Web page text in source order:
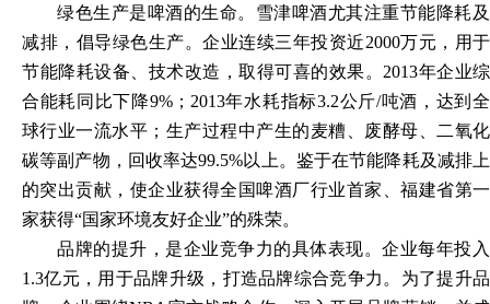
绿色生产是啤酒的生命。雪津啤酒尤其注重节能降耗及
减排，倡导绿色生产。企业连续三年投资近2000万元，用于
节能降耗设备、技术改造，取得可喜的效果。2013年企业综
合能耗同比下降9%；2013年水耗指标3.2公斤/吨酒，达到全
球行业一流水平；生产过程中产生的麦糟、废酵母、二氧化
碳等副产物，回收率达99.5%以上。鉴于在节能降耗及减排上
的突出贡献，使企业获得全国啤酒厂行业首家、福建省第一
家获得“国家环境友好企业”的殊荣。
品牌的提升，是企业竞争力的具体表现。企业每年投入
1.3亿元，用于品牌升级，打造品牌综合竞争力。为了提升品